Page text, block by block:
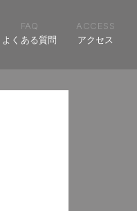
FAQ
よくある質問
ACCESS
アクセス